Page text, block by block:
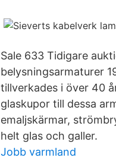
Sale 633 Tidigare
belysningsarmaturer
tillverkades i över 40
glaskupor till dessa
emaljskärmar,
helt glas och galler.
Jobb varmland